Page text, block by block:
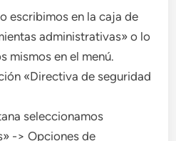
escribimos en la caja de
administrativas» o lo
mismos en el menú.
«Directiva de seguridad
seleccionamos
-> Opciones de